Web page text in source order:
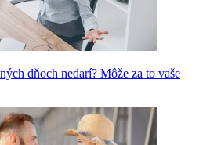
dňoch nedarí? Môže za to vaše